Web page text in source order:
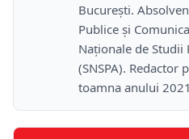
București.
Publice și
Naţionale de
(SNSPA). Redactor
toamna anului